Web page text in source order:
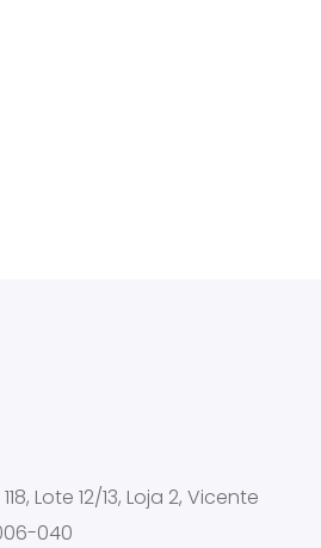
Lote 12/13, Loja 2, Vicente
040